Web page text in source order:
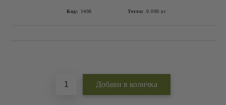
Код: 1408 Тегло: 0.090 кг